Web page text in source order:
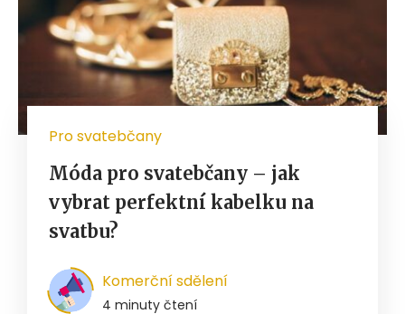
Pro svatebčany
Móda pro svatebčany – jak
vybrat perfektní kabelku na
svatbu?
Komerční sdělení
4 minuty čtení